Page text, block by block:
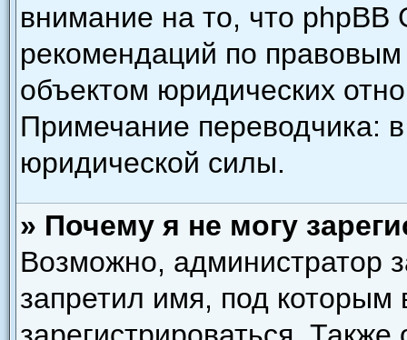
внимание на то, что phpBB
рекомендаций по
объектом юридических
Примечание переводчика:
юридической силы.
» Почему я не могу
Возможно, администратор
запретил имя, под которым